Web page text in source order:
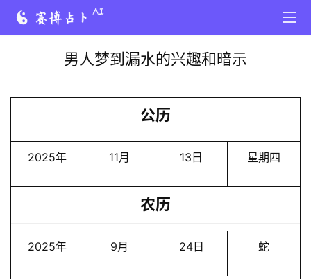
男人梦到漏水的兴趣和暗示
公历
2025年 11月 13日 星期四
农历
2025年 9月 24日 蛇